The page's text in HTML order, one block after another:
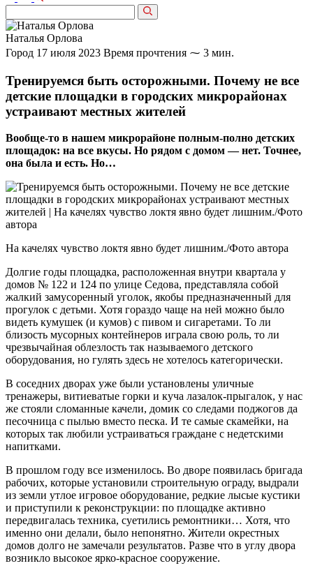
Наталья Орлова
Город 17 июля 2023 Время прочтения ⁓ 3 мин.
Тренируемся быть осторожными. Почему не все
детские площадки в городских микрорайонах
устраивают местных жителей
Вообще‑то в нашем микрорайоне полным-полно детских
площадок: на все вкусы. Но рядом с домом — нет. Точнее,
она была и есть. Но…
На качелях чувство локтя явно будет лишним./Фото автора
Долгие годы площадка, расположенная внутри квартала у
домов № 122 и 124 по улице Седова, представляла собой
жалкий замусоренный уголок, якобы предназначенный для
прогулок с детьми. Хотя гораздо чаще на ней можно было
видеть кумушек (и кумов) с пивом и сигаретами. То ли
близость мусорных контейнеров играла свою роль, то ли
чрезвычайная облезлость так называемого детского
оборудования, но гулять здесь не хотелось категорически.
В соседних дворах уже были установлены уличные
тренажеры, витиеватые горки и куча лазалок-прыгалок, у нас
же стояли сломанные качели, домик со следами поджогов да
песочница с пылью вместо песка. И те самые скамейки, на
которых так любили устраиваться граждане с недетскими
напитками.
В прошлом году все изменилось. Во дворе появилась бригада
рабочих, которые установили строительную ограду, выдрали
из земли утлое игровое оборудование, редкие лысые кустики
и приступили к реконструкции: по площадке активно
передвигалась техника, суетились ремонтники… Хотя, что
именно они делали, было непонятно. Жители окрестных
домов долго не замечали результатов. Разве что в углу двора
возникло высокое ярко-красное сооружение.